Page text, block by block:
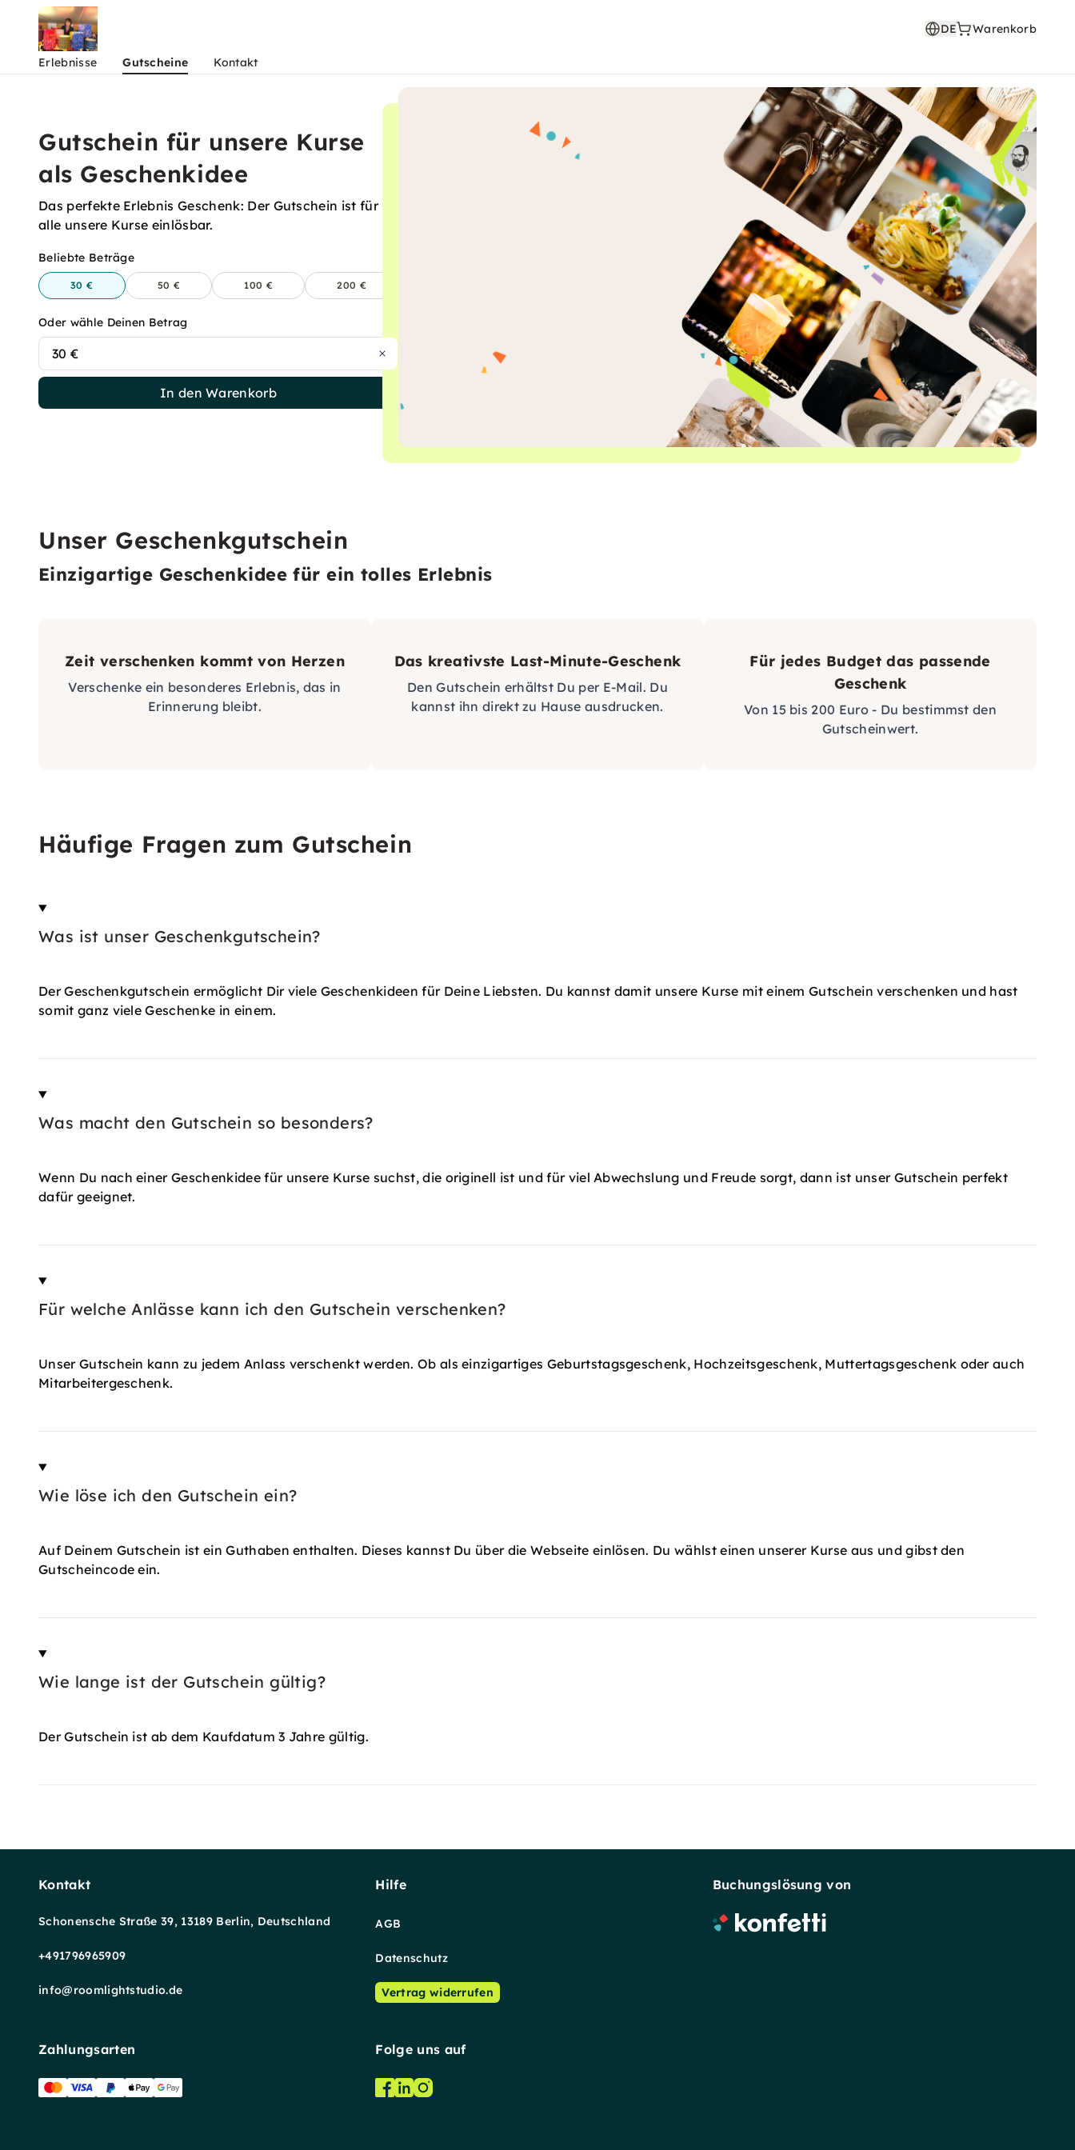
DE Warenkorb
Erlebnisse Gutscheine Kontakt
Gutschein für unsere Kurse
als Geschenkidee
Das perfekte Erlebnis Geschenk: Der Gutschein ist für
alle unsere Kurse einlösbar.
Beliebte Beträge
30 € 50 € 100 € 200 €
Oder wähle Deinen Betrag
30 €
In den Warenkorb
Unser Geschenkgutschein
Einzigartige Geschenkidee für ein tolles Erlebnis
Zeit verschenken kommt von Herzen
Verschenke ein besonderes Erlebnis, das in
Erinnerung bleibt.
Das kreativste Last-Minute-Geschenk
Den Gutschein erhältst Du per E-Mail. Du
kannst ihn direkt zu Hause ausdrucken.
Für jedes Budget das passende
Geschenk
Von 15 bis 200 Euro - Du bestimmst den
Gutscheinwert.
Häufige Fragen zum Gutschein
Was ist unser Geschenkgutschein?
Der Geschenkgutschein ermöglicht Dir viele Geschenkideen für Deine Liebsten. Du kannst damit unsere Kurse mit einem Gutschein verschenken und hast
somit ganz viele Geschenke in einem.
Was macht den Gutschein so besonders?
Wenn Du nach einer Geschenkidee für unsere Kurse suchst, die originell ist und für viel Abwechslung und Freude sorgt, dann ist unser Gutschein perfekt
dafür geeignet.
Für welche Anlässe kann ich den Gutschein verschenken?
Unser Gutschein kann zu jedem Anlass verschenkt werden. Ob als einzigartiges Geburtstagsgeschenk, Hochzeitsgeschenk, Muttertagsgeschenk oder auch
Mitarbeitergeschenk.
Wie löse ich den Gutschein ein?
Auf Deinem Gutschein ist ein Guthaben enthalten. Dieses kannst Du über die Webseite einlösen. Du wählst einen unserer Kurse aus und gibst den
Gutscheincode ein.
Wie lange ist der Gutschein gültig?
Der Gutschein ist ab dem Kaufdatum 3 Jahre gültig.
Kontakt
Schonensche Straße 39, 13189 Berlin, Deutschland
+491796965909
info@roomlightstudio.de
Hilfe
AGB
Datenschutz
Vertrag widerrufen
Buchungslösung von
Zahlungsarten Folge uns auf